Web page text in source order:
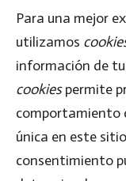
Para una mejor
utilizamos
información de
cookiespermite
comportamiento
única en este
consentimiento
Síguenos